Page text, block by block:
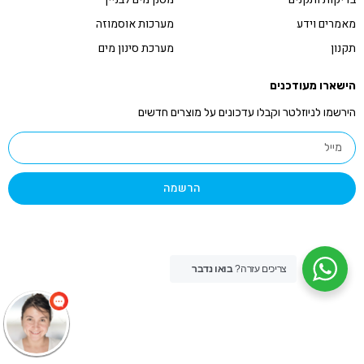
מאמרים וידע
תקנון
מערכות אוסמוזה
מערכת סינון מים
הישארו מעודכנים
הירשמו לניוזלטר וקבלו עדכונים על מוצרים חדשים
הרשמה
צריכים עזרה?בואו נדבר